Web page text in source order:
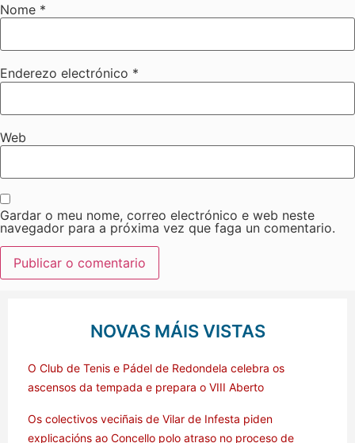
Nome *
Enderezo electrónico *
Web
Gardar o meu nome, correo electrónico e web neste
navegador para a próxima vez que faga un comentario.
NOVAS MÁIS VISTAS
O Club de Tenis e Pádel de Redondela celebra os
ascensos da tempada e prepara o VIII Aberto
Os colectivos veciñais de Vilar de Infesta piden
explicacións ao Concello polo atraso no proceso de